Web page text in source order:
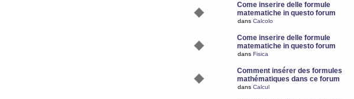
Come inserire delle formule
matematiche in questo forum
dans Calcolo
Come inserire delle formule
matematiche in questo forum
dans Fisica
Comment insérer des formules
mathématiques dans ce forum
dans Calcul